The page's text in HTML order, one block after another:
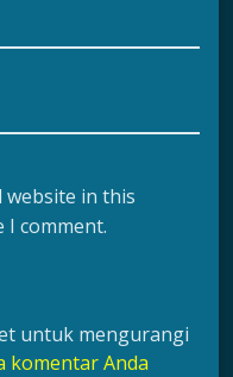
website in this
comment.
untuk mengurangi
komentar Anda